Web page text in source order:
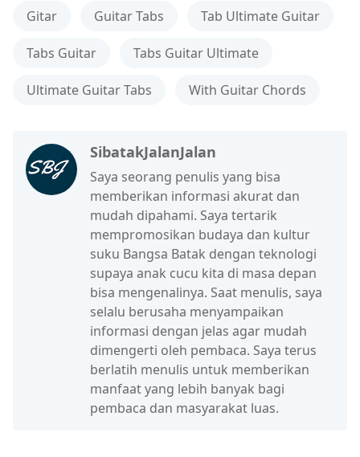
Gitar Guitar Tabs Tab Ultimate Guitar
Tabs Guitar Tabs Guitar Ultimate
Ultimate Guitar Tabs With Guitar Chords
SibatakJalanJalan
Saya seorang penulis yang bisa
memberikan informasi akurat dan
mudah dipahami. Saya tertarik
mempromosikan budaya dan kultur
suku Bangsa Batak dengan teknologi
supaya anak cucu kita di masa depan
bisa mengenalinya. Saat menulis, saya
selalu berusaha menyampaikan
informasi dengan jelas agar mudah
dimengerti oleh pembaca. Saya terus
berlatih menulis untuk memberikan
manfaat yang lebih banyak bagi
pembaca dan masyarakat luas.